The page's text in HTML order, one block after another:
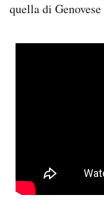
quella di Genovese